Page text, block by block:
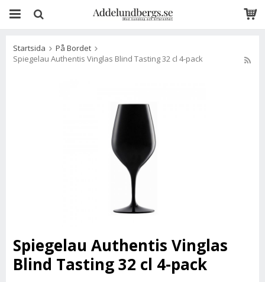
Startsida
På Bordet
Spiegelau Authentis Vinglas Blind Tasting 32 cl 4-pack
Spiegelau Authentis Vinglas
Blind Tasting 32 cl 4-pack